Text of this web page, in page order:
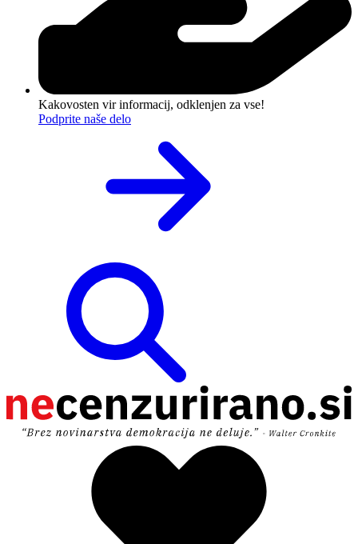
Kakovosten vir informacij, odklenjen za vse!
Podprite naše delo